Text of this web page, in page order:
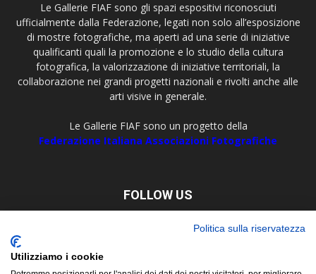
Le Gallerie FIAF sono gli spazi espositivi riconosciuti
ufficialmente dalla Federazione, legati non solo all’esposizione
di mostre fotografiche, ma aperti ad una serie di iniziative
qualificanti quali la promozione e lo studio della cultura
fotografica, la valorizzazione di iniziative territoriali, la
collaborazione nei grandi progetti nazionali e rivolti anche alle
arti visive in generale.
Le Gallerie FIAF sono un progetto della
Federazione Italiana Associazioni Fotografiche
FOLLOW US
Politica sulla riservatezza
Utilizziamo i cookie